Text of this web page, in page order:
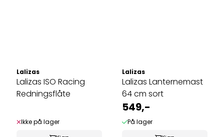
Lalizas
Lalizas ISO Racing
Redningsflåte
Ikke på lager
Lalizas
Lalizas Lanternemast
64 cm sort
549,-
På lager